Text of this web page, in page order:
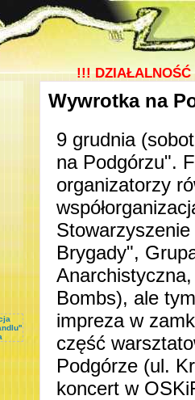
!!!DZIAŁALNOŚĆ
Wywrotka na
9 grudnia
na Podgórzu".
organizatorzy
Brygady",
Bombs), ale
impreza w
część
Podgórze (ul.
koncert w